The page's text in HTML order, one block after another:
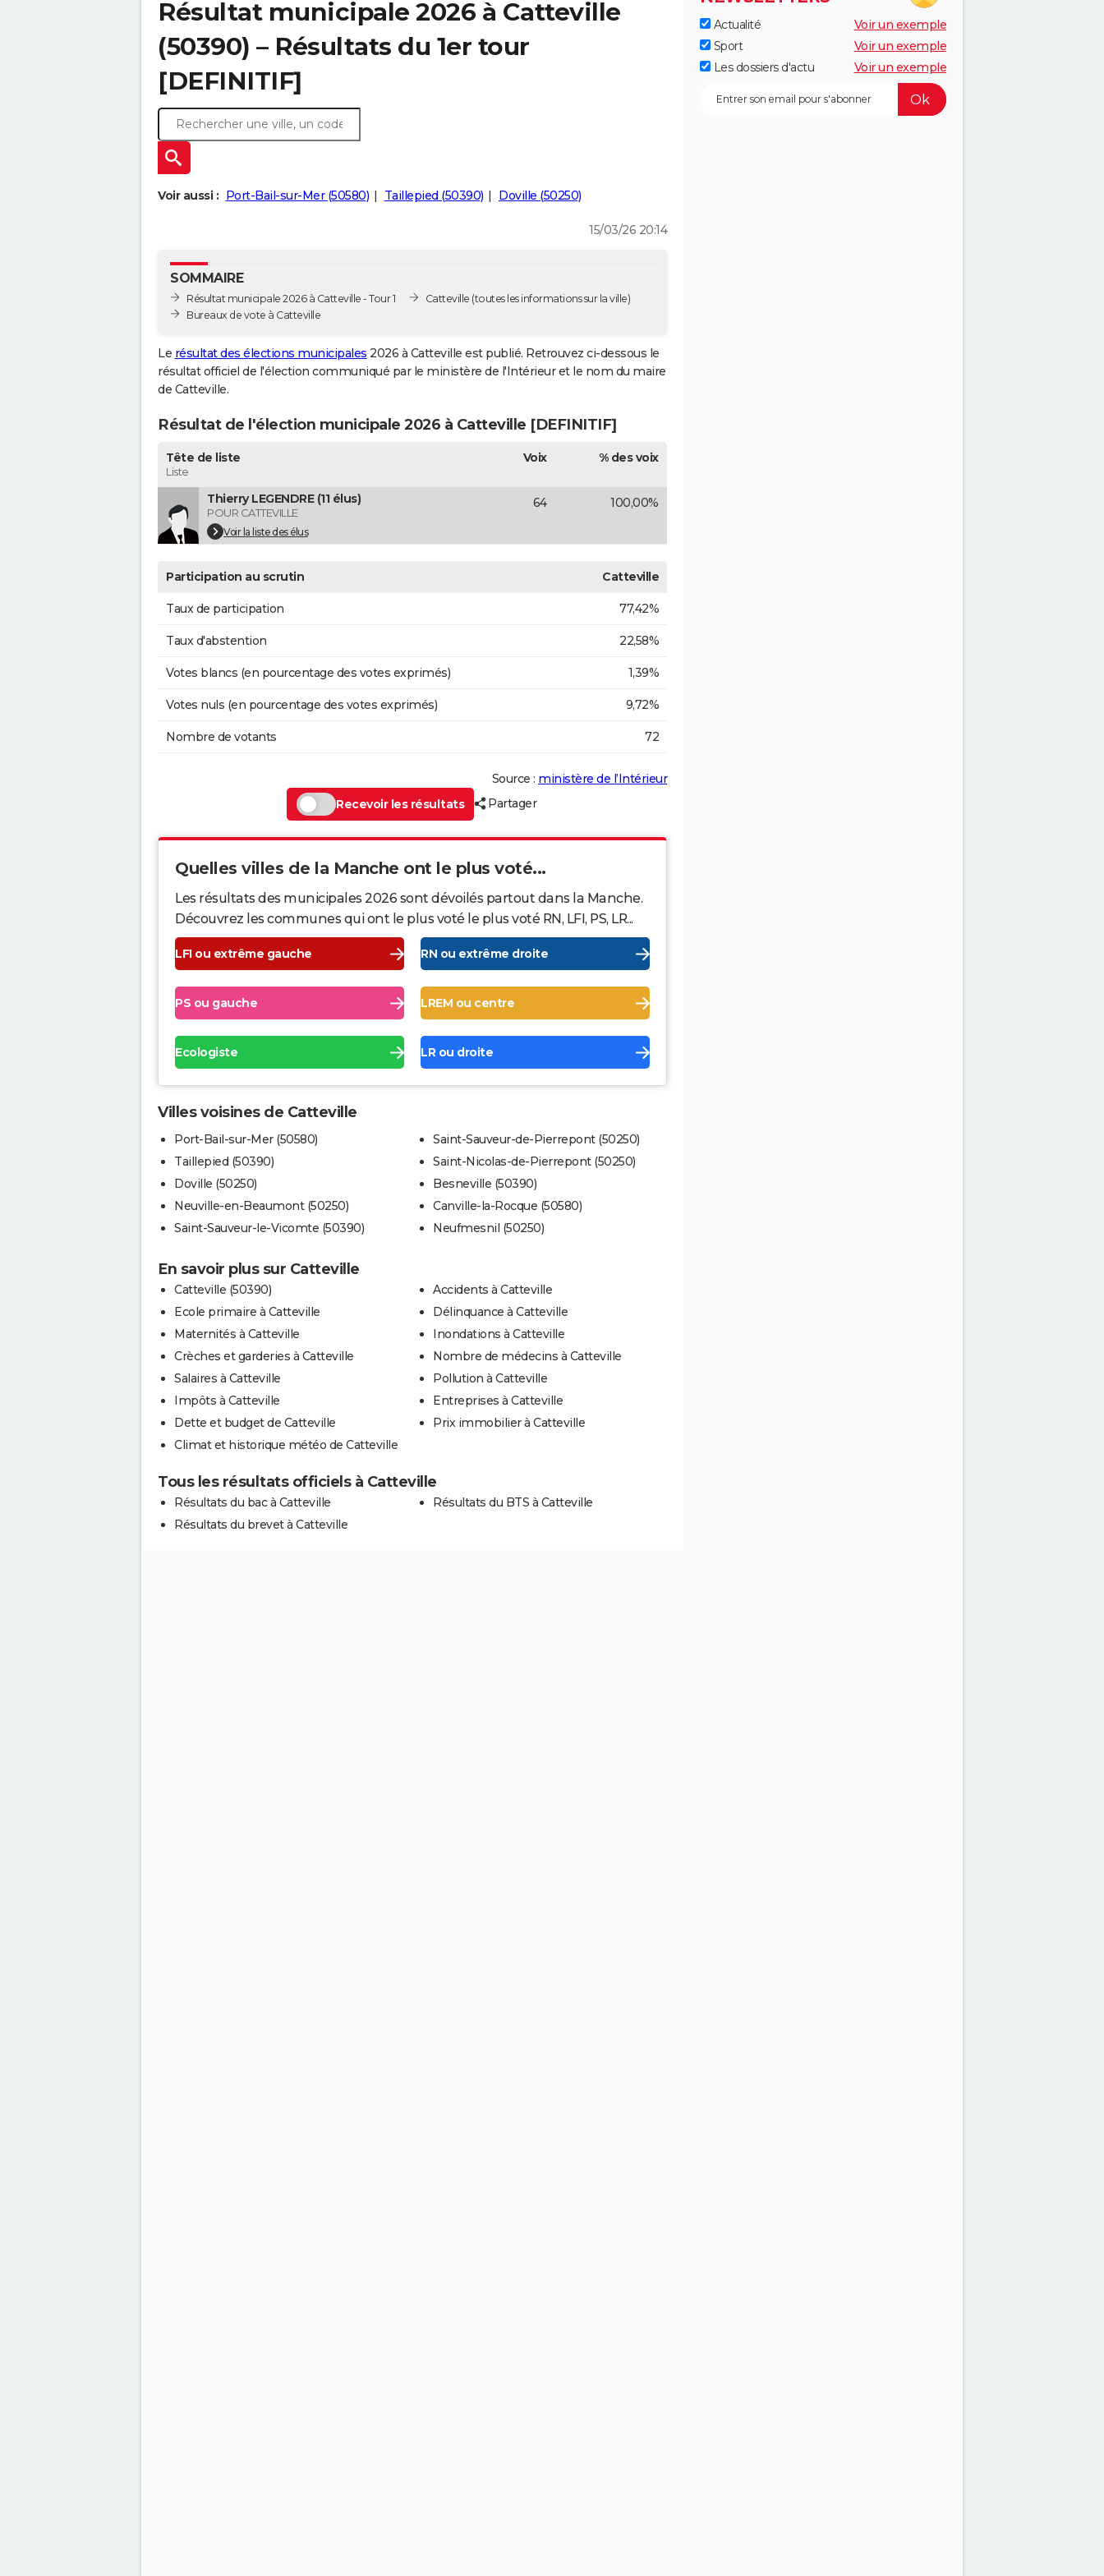
Résultat municipale 2026 à Catteville
(50390) – Résultats du 1er tour
[DEFINITIF]
Voir aussi : Port-Bail-sur-Mer (50580) Taillepied (50390) Doville (50250)
15/03/26 20:14
SOMMAIRE
Résultat municipale 2026 à Catteville - Tour 1
Bureaux de vote à Catteville
Catteville (toutes les informations sur la ville)
Le résultat des élections municipales 2026 à Catteville est publié. Retrouvez ci-dessous le
résultat officiel de l'élection communiqué par le ministère de l'Intérieur et le nom du maire
de Catteville.
Résultat de l'élection municipale 2026 à Catteville [DEFINITIF]
Tête de liste
Liste
Voix % des voix
Thierry LEGENDRE (11 élus)
POUR CATTEVILLE
Voir la liste des élus
64 100,00%
Participation au scrutin Catteville
Taux de participation 77,42%
Taux d'abstention 22,58%
Votes blancs (en pourcentage des votes exprimés) 1,39%
Votes nuls (en pourcentage des votes exprimés) 9,72%
Nombre de votants 72
Source : ministère de l’Intérieur
Recevoir les résultats
Partager
Quelles villes de la Manche ont le plus voté...
Les résultats des municipales 2026 sont dévoilés partout dans la Manche.
Découvrez les communes qui ont le plus voté le plus voté RN, LFI, PS, LR...
LFI ou extrême gauche RN ou extrême droite
PS ou gauche LREM ou centre
Ecologiste LR ou droite
Villes voisines de Catteville
Port-Bail-sur-Mer (50580)
Taillepied (50390)
Doville (50250)
Neuville-en-Beaumont (50250)
Saint-Sauveur-le-Vicomte (50390)
Saint-Sauveur-de-Pierrepont (50250)
Saint-Nicolas-de-Pierrepont (50250)
Besneville (50390)
Canville-la-Rocque (50580)
Neufmesnil (50250)
En savoir plus sur Catteville
Catteville (50390)
Ecole primaire à Catteville
Maternités à Catteville
Crèches et garderies à Catteville
Salaires à Catteville
Impôts à Catteville
Dette et budget de Catteville
Climat et historique météo de Catteville
Accidents à Catteville
Délinquance à Catteville
Inondations à Catteville
Nombre de médecins à Catteville
Pollution à Catteville
Entreprises à Catteville
Prix immobilier à Catteville
Tous les résultats officiels à Catteville
Résultats du bac à Catteville
Résultats du brevet à Catteville
Résultats du BTS à Catteville
Actualité
Voir un exemple
Sport
Voir un exemple
Les dossiers d'actu
Voir un exemple